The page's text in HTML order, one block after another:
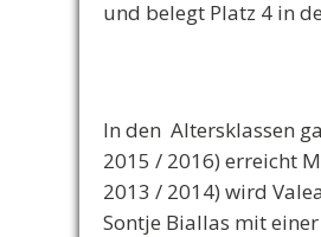
und belegt Platz 4 in
In den Altersklassen
2015 / 2016) erreicht
2013 / 2014) wird
Sontje Biallas mit